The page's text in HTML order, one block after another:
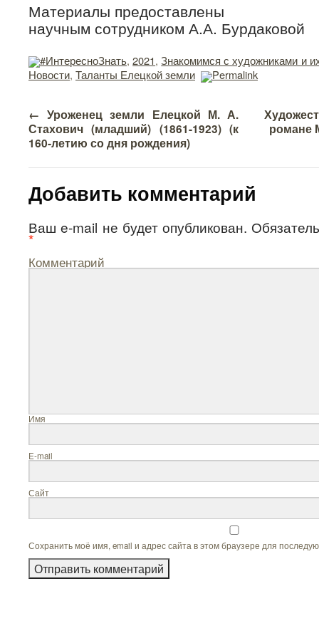
Материалы предоставлены
научным сотрудником А.А. Бурдаковой
#ИнтересноЗнать,2021,Знакомимся с художниками и
Новости, Таланты Елецкой земли Permalink
← Уроженец земли Елецкой М. А.
Стахович (младший) (1861-1923) (к
160-летию со дня рождения)
романе
Добавить комментарий
Ваш e-mail не будет опубликован.
*
Комментарий
E-
Сайт
Сохранить моё имя, email и адрес сайта в этом браузере для